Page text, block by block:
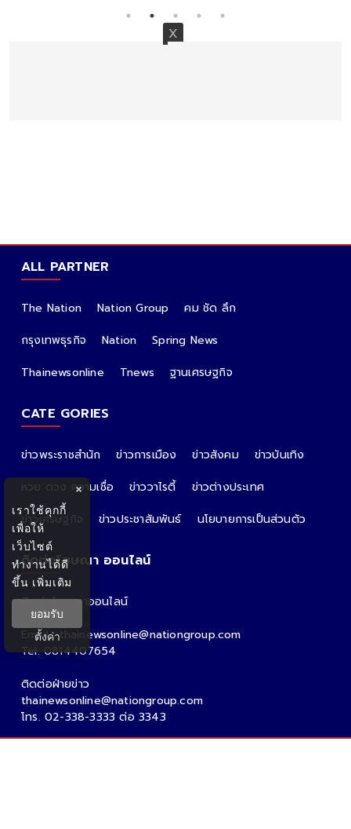
ALL PARTNER
The Nation Nation Group
คม ชัด ลึก
กรุงเทพธุรกิจ
Nation
Spring News
Thainewsonline
Tnews ฐานเศรษฐกิจ
CATE GORIES
ข่าวพระราชสำนัก ข่าวการเมือง ข่าวสังคม
ข่าวบันเทิง
หวย ดวง ความเชื่อ
ข่าววาไรตี้
ข่าวต่างประเทศ
ข่าวเศรษฐกิจ
ข่าวประชาสัมพันธ์ นโยบายการเป็นส่วนตัว
ติดต่อโฆษณา ออนไลน์
ติดต่อโฆษณาออนไลน์
คุณอ้อ
Email : thainewsonline@nationgroup.com
Tel: 0814407654
ติดต่อฝ่ายข่าว
thainewsonline@nationgroup.com
โทร. 02-338-3333 ต่อ 3343
×
เราใช้คุกกี้
เพื่อให้
เว็บไซต์
ทำงานได้ดี
ขึ้น เพิ่มเติม
ยอมรับ
ตั้งค่า